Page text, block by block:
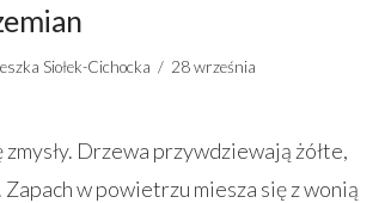
Siołek-Cichocka
28 września
Drzewa przywdziewają żółte,
w powietrzu miesza się z wonią